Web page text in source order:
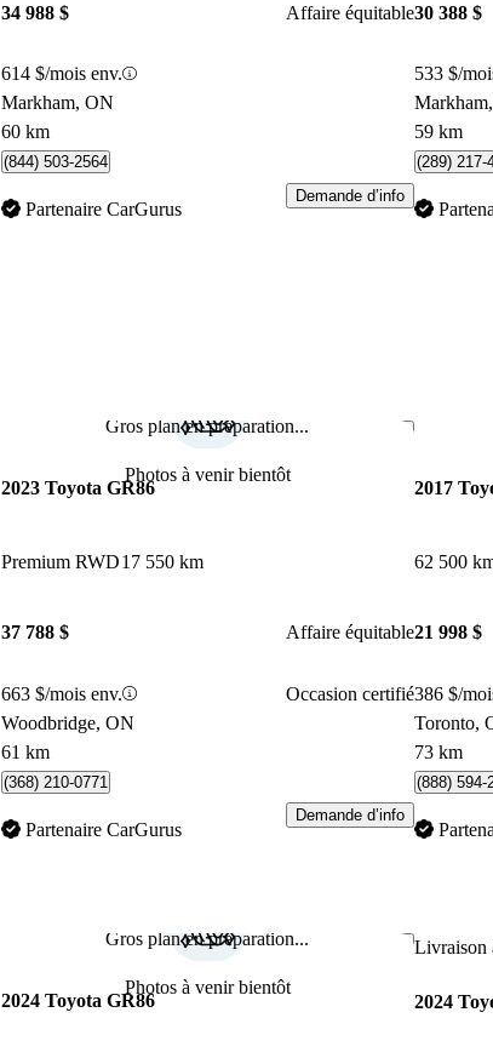
34 988 $ Affaire équitable
614 $/mois env.
Markham, ON
60 km
(844) 503-2564
Partenaire CarGurus
Demande d’info
30 388 $
533 $/
59 km
(289) 217-
Gros plan en préparation...
Photos à venir bientôt
Enregistrer
2023 Toyota GR86
Premium RWD17 550 km
37 788 $ Affaire équitable
663 $/mois env.
Occasion certifié
Woodbridge, ON
61 km
(368) 210-0771
Partenaire CarGurus
Demande d’info
2017
62 500
21 998 $
386 $/
Toronto,
73 km
(888) 594-
Gros plan en préparation...
Photos à venir bientôt
Enregistrer
2024 Toyota GR86
Livraison
2024